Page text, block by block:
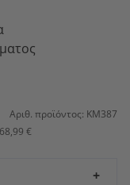
Αριθ. προϊόντος: KM387
€
+